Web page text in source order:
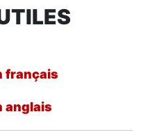
français
anglais